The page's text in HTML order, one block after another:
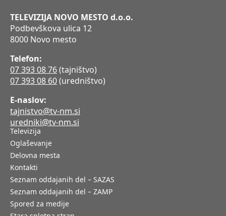
TELEVIZIJA NOVO MESTO d.o.o.
Podbevškova ulica 12
8000 Novo mesto
Telefon:
07 393 08 76(tajništvo)
07 393 08 60(uredništvo)
E-naslov:
tajnistvo@tv-nm.si
uredniki@tv-nm.si
Televizija
Oglaševanje
Delovna mesta
Kontakti
Seznam oddajanih del – SAZAS
Seznam oddajanih del – ZAMP
Spored za medije